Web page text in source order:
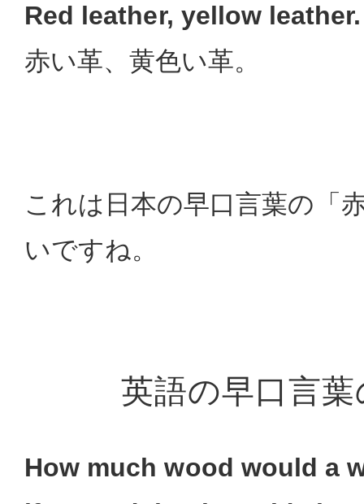
Red leather, yellow leather.
赤い革、黄色い革。
これは日本の早口言葉の「
いですね。
英語の早口言
How much wood would a